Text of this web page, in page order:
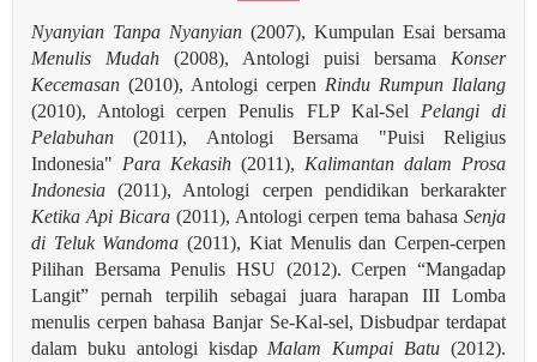
Nyanyian Tanpa Nyanyian (2007), Kumpulan Esai bersama
Menulis Mudah (2008), Antologi puisi bersama Konser
Kecemasan (2010), Antologi cerpen Rindu Rumpun Ilalang
(2010), Antologi cerpen Penulis FLP Kal-Sel Pelangi di
Pelabuhan (2011), Antologi Bersama "Puisi Religius
Indonesia" Para Kekasih (2011), Kalimantan dalam Prosa
Indonesia (2011), Antologi cerpen pendidikan berkarakter
Ketika Api Bicara (2011), Antologi cerpen tema bahasa Senja
di Teluk Wandoma(2011), Kiat Menulis dan Cerpen-cerpen
Pilihan Bersama Penulis HSU (2012). Cerpen “Mangadap
Langit” pernah terpilih sebagai juara harapan III Lomba
menulis cerpen bahasa Banjar Se-Kal-sel, Disbudpar terdapat
dalam buku antologi kisdap Malam Kumpai Batu (2012).